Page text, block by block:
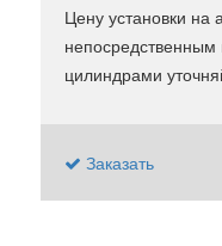
Цену установки на
цилиндрами
Заказать